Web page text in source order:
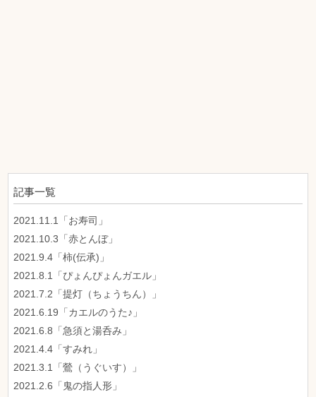
記事一覧
2021.11.1「お寿司」
2021.10.3「赤とんぼ」
2021.9.4「柿(伝承)」
2021.8.1「ぴょんぴょんガエル」
2021.7.2「提灯（ちょうちん）」
2021.6.19「カエルのうた♪」
2021.6.8「急須と湯呑み」
2021.4.4「すみれ」
2021.3.1「鶯（うぐいす）」
2021.2.6「鬼の指人形」